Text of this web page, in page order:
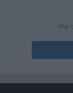
Har